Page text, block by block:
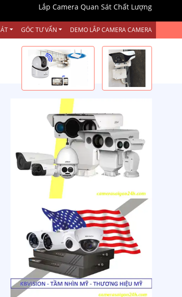
Lắp Camera Quan Sát Chất Lượng
GÓC TƯ VẤN DEMO LẮP CAMERA CAMERA